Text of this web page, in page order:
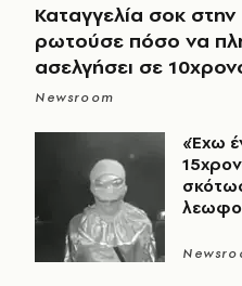
Καταγγελία σοκ
ρωτούσε πόσο να
ασελγήσει σε
Newsroom
«Έχω